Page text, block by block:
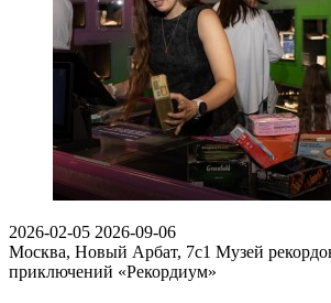
2026-02-05 2026-09-06
Москва, Новый Арбат, 7с1 Музей
приключений «Рекордиум»